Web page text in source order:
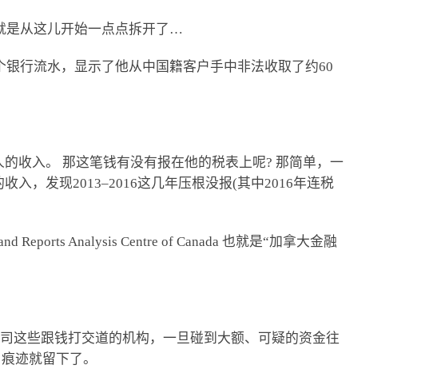
是从这儿开始一点点拆开了…
行流水，显示了他从中国籍客户手中非法收取了约60
收入。 那这笔钱有没有报在他的税表上呢? 那简单，一
入，发现2013–2016这几年压根没报(其中2016年连税
Reports Analysis Centre of Canada 也就是“加拿大金融
这些跟钱打交道的机构，一旦碰到大额、可疑的资金往
迹就留下了。